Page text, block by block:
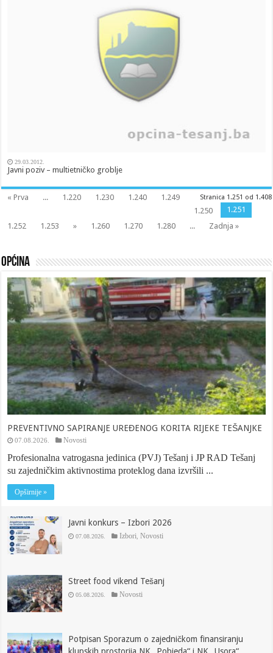
29.03.2012.
Javni poziv – multietničko groblje
Stranica 1.251 od 1.408
« Prva ... 1.220 1.230 1.240
1.249
1.250
1.251
1.252
1.253 » 1.260 1.270 1.280 ... Zadnja »
Općina
PREVENTIVNO SAPIRANJE UREĐENOG KORITA RIJEKE TEŠANJKE
07.08.2026. Novosti
Profesionalna vatrogasna jedinica (PVJ) Tešanj i JP RAD Tešanj
su zajedničkim aktivnostima proteklog dana izvršili ...
Opširnije »
Javni konkurs – Izbori 2026
07.08.2026. Izbori,Novosti
Street food vikend Tešanj
05.08.2026. Novosti
Potpisan Sporazum o zajedničkom finansiranju